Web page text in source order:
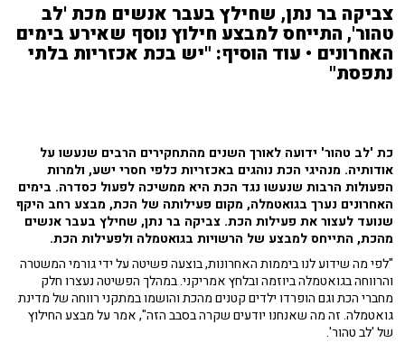
צביקה בר נתן, שחילץ בעבר אנשים מכת 'לב
טהור', התייחס למבצע חילוץ נוסף שאירע בימים
האחרונים • עוד הוסיף: "יש בכת אכזריות בלתי
נתפסת"
כת 'לב טהור' ידועה לאורך השנים מהתחקירים הרבים שנעשו על
אודותיה. מנהיגי הכת נוהגים באכזריות כלפי חסרי ישע, ולמרות
הפעולות הרבות שנעשו נגד הכת היא ממשיכה לפעול כסדרה. בימים
האחרונים נערך בגואטמלה, מקום פעילותה של הכת, מבצע רחב היקף
שנועד לעצור את פעילות הכת. צביקה בר נתן, שחילץ בעבר אנשים
מהכת, התייחס למבצע של הרשויות בגואטמלה ולפעילות הכת.
"לפי מה שידוע לנו ביממות האחרונות, בוצעה פשיטה על ידי גורמי המשטרה
והרווחה בגואטמלה ביוזמה ובלחץ אמריקני. במהלך הפשיטה נעצרו חלק
מחברי הכת וגם הופרדו ילדים קטנים מהכת והושמו במתקני רווחה של מדינת
גואטמלה. זה מה שאנחנו יודעים שקרה בסבב הזה", אמר על מבצע החילוץ
של 'לב טהור'.